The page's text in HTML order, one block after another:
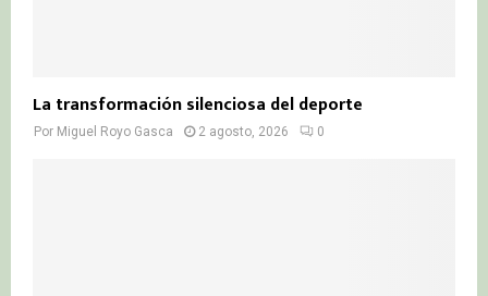
La transformación silenciosa del deporte
Por Miguel Royo Gasca 2 agosto, 2026 0